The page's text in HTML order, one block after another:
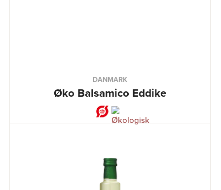
DANMARK
Øko Balsamico Eddike